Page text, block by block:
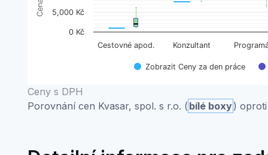
Zobrazit Ceny za den práce
Cestovné apod. Konzultant
0 Kč
5,000 Kč
End of interactive chart.
Ceny s DPH
Porovnání cen Kvasar, spol. s r.o. ( bílé boxy)